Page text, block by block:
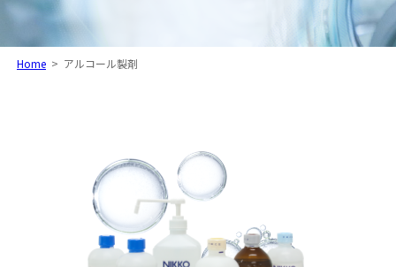
Home > アルコール製剤